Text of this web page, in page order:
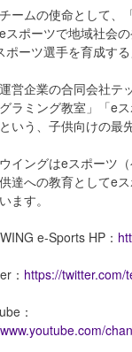
ームの使命として、
スポーツで地域社会
ポーツ選手を育成す
営企業の合同会社テ
グラミング教室」「e
いう、子供向けの最
イングはeスポーツ
達への教育としてe
ます。
e-Sports HP：
： https://twitter.com/
：